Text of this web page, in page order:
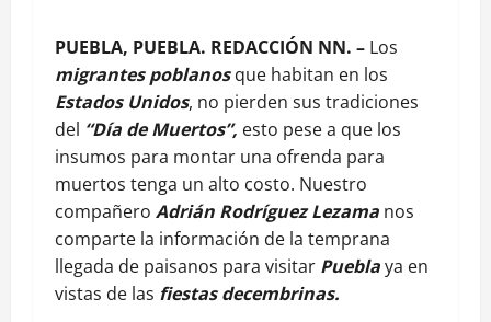
PUEBLA, PUEBLA. REDACCIÓN NN. – Los
migrantes poblanosque habitan en los
Estados Unidos, no pierden sus tradiciones
del “Día de Muertos”, esto pese a que los
insumos para montar una ofrenda para
muertos tenga un alto costo. Nuestro
compañero Adrián Rodríguez Lezama nos
comparte la información de la temprana
llegada de paisanos para visitar Pueblaya en
vistas de las fiestas decembrinas.